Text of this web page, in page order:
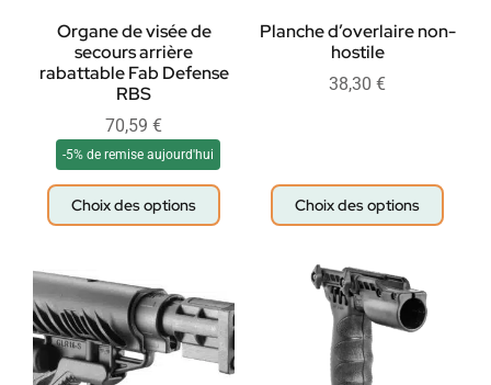
Organe de visée de
secours arrière
rabattable Fab Defense
RBS
70,59 €
-5% de remise aujourd'hui
Choix des options
Planche d’overlaire non-
hostile
38,30 €
Choix des options